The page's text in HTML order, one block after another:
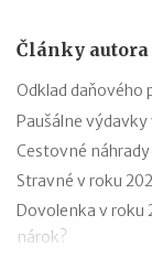
Články autora
Odklad daňového
Paušálne výdavky
Cestovné
Stravné v roku
Dovolenka v roku
nárok?